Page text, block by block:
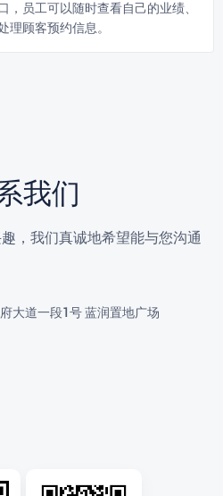
，员工可以随时查看自己的业绩、
理顾客预约信息。
我们
，我们真诚地希望能与您沟通
大道一段1号 蓝润置地广场